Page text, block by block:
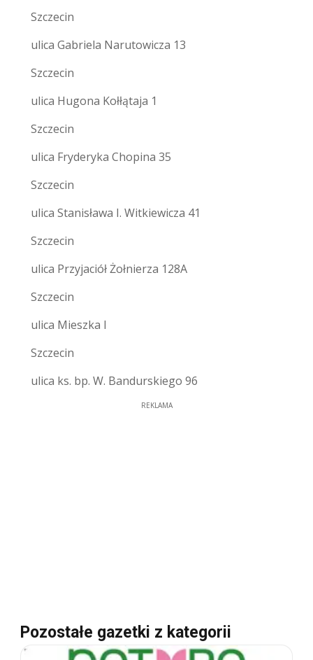
Szczecin
ulica Gabriela Narutowicza 13
Szczecin
ulica Hugona Kołłątaja 1
Szczecin
ulica Fryderyka Chopina 35
Szczecin
ulica Stanisława I. Witkiewicza 41
Szczecin
ulica Przyjaciół Żołnierza 128A
Szczecin
ulica Mieszka I
Szczecin
ulica ks. bp. W. Bandurskiego 96
REKLAMA
Pozostałe gazetki z kategorii